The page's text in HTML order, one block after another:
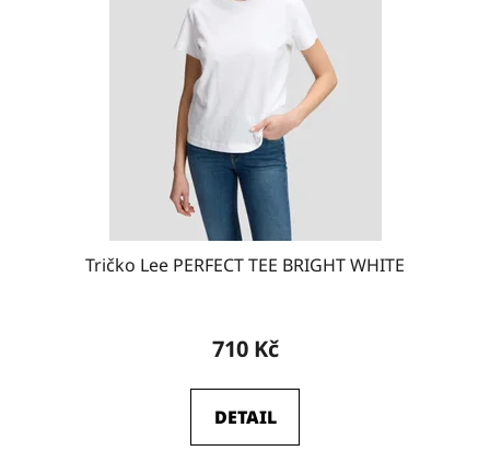
Tričko Lee PERFECT TEE BRIGHT WHITE
710 Kč
DETAIL